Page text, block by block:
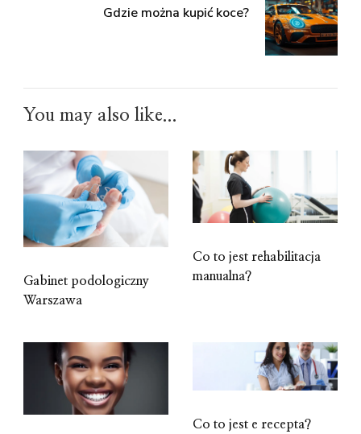
Gdzie można kupić koce?
You may also like...
Gabinet podologiczny
Warszawa
Co to jest rehabilitacja
manualna?
Co to jest e recepta?